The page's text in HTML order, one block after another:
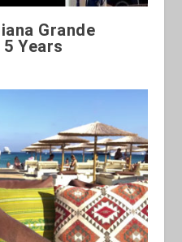
Grande
Years